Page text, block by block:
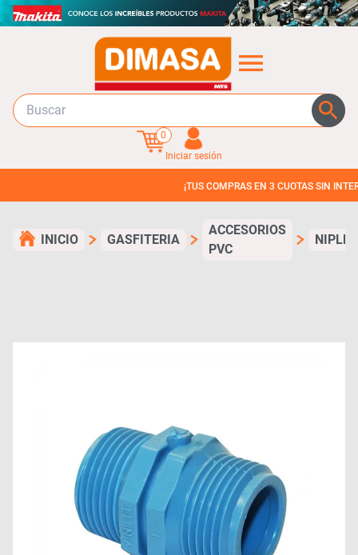
0
Iniciar sesión
¡TUS COMPRAS EN 3 CUOTAS SIN INTERES!
INICIO GASFITERIA
ACCESORIOS
PVC
NIPLE